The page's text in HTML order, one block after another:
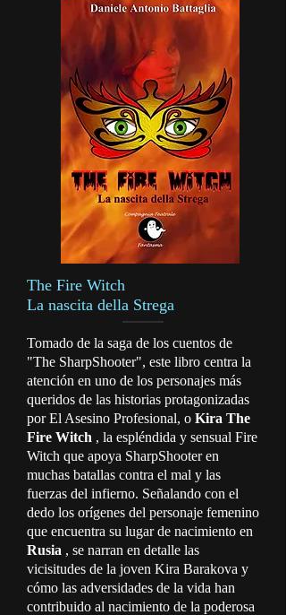
The Fire Witch
La nascita della Strega
Tomado de la saga de los cuentos de
"The SharpShooter", este libro centra la
atención en uno de los personajes más
queridos de las historias protagonizadas
por El Asesino Profesional, o Kira The
Fire Witch , la espléndida y sensual Fire
Witch que apoya SharpShooter en
muchas batallas contra el mal y las
fuerzas del infierno. Señalando con el
dedo los orígenes del personaje femenino
que encuentra su lugar de nacimiento en
Rusia , se narran en detalle las
vicisitudes de la joven Kira Barakova y
cómo las adversidades de la vida han
contribuido al nacimiento de la poderosa